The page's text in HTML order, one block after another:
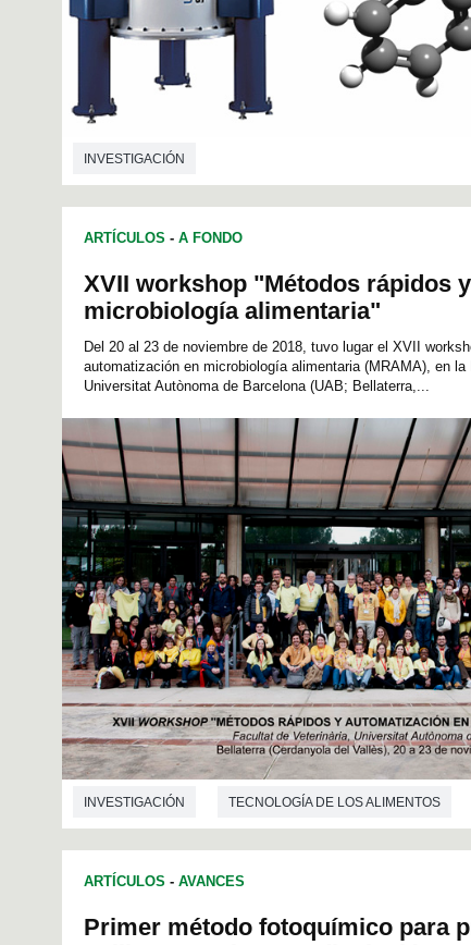
INVESTIGACIÓN
ARTÍCULOS - A FONDO
XVII workshop "Métodos rápidos
microbiología alimentaria"
Del 20 al 23 de noviembre de 2018, tuvo lugar el XVII
automatización en microbiología alimentaria (MRAMA), en
Universitat Autònoma de Barcelona (UAB; Bellaterra,...
INVESTIGACIÓN TECNOLOGÍA DE LOS ALIMENTOS
ARTÍCULOS - AVANCES
Primer método fotoquímico para